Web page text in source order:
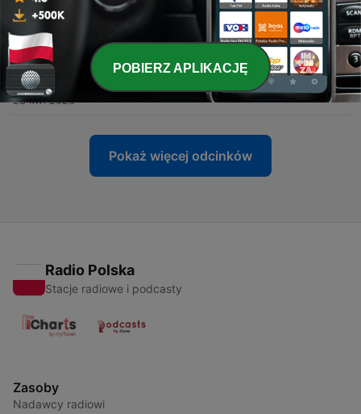
23 kwi 2026
2 - Rondo
23 kwi 2026
Pokaż więcej odcinków
Radio Polska
Stacje radiowe i podcasty
Zasoby
Nadawcy radiowi
POBIERZ APLIKACJĘ